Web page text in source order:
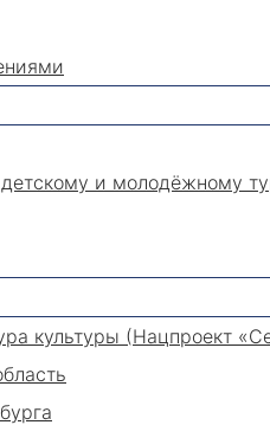
и молодёжному
культуры (Нацпроект